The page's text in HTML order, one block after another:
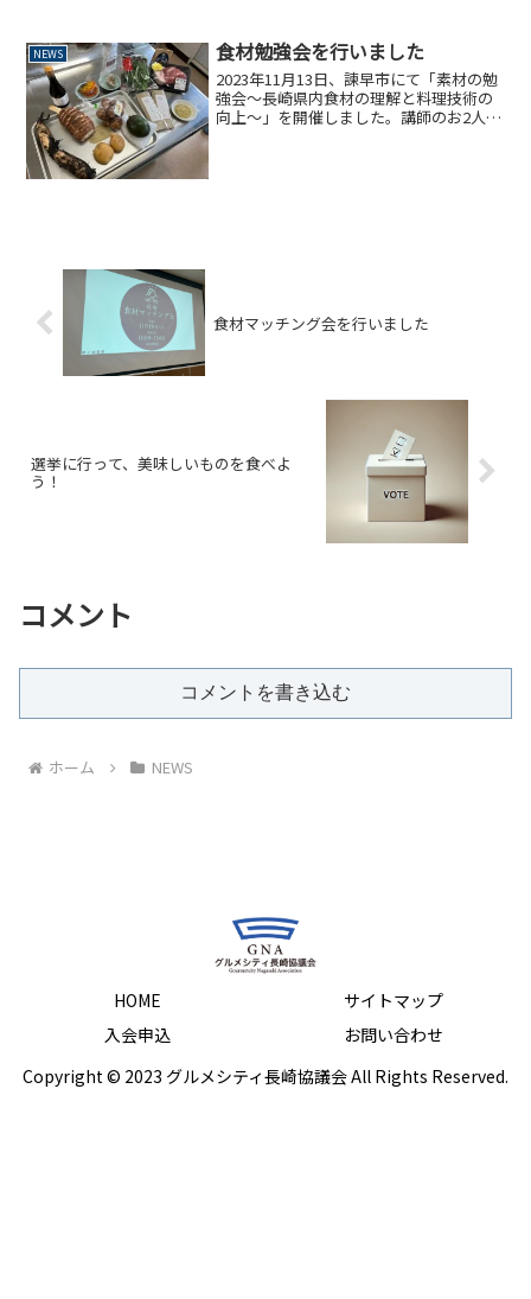
NEWS 食材勉強会を行いました
2023年11月13日、諫早市にて「素材の勉
強会～長崎県内食材の理解と料理技術の
向上～」を開催しました。講師のお2人
食材マッチング会を行いました
選挙に行って、美味しいものを食べよ
う！
コメント
コメントを書き込む
ホーム NEWS
HOME
サイトマップ
入会申込
お問い合わせ
Copyright © 2023 グルメシティ長崎協議会 All Rights Reserved.